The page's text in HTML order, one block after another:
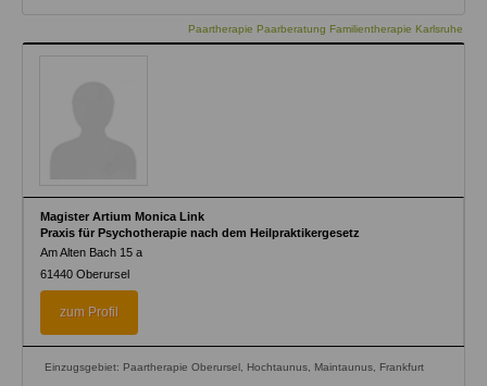
Paartherapie Paarberatung Familientherapie Karlsruhe
Magister Artium Monica Link
Praxis für Psychotherapie nach dem Heilpraktikergesetz
Am Alten Bach 15 a
61440 Oberursel
zum Profil
Einzugsgebiet: Paartherapie Oberursel, Hochtaunus, Maintaunus, Frankfurt